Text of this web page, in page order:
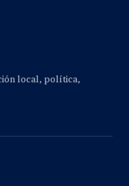
local, política,